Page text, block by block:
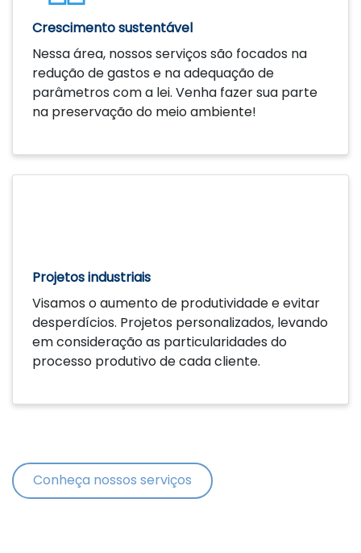
Crescimento sustentável
Nessa área, nossos serviços são focados na
redução de gastos e na adequação de
parâmetros com a lei. Venha fazer sua parte
na preservação do meio ambiente!
Saiba mais
Projetos industriais
Visamos o aumento de produtividade e evitar
desperdícios. Projetos personalizados, levando
em consideração as particularidades do
processo produtivo de cada cliente.
Saiba mais
Conheça nossos serviços